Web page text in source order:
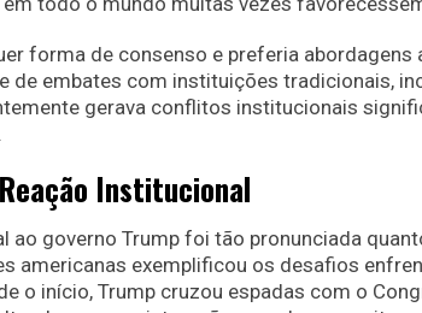
forma de consenso e preferia
de embates com instituições tradicionais,
gerava conflitos institucionais
Institucional
ao governo Trump foi tão pronunciada
americanas exemplificou os desafios
o início, Trump cruzou espadas com o